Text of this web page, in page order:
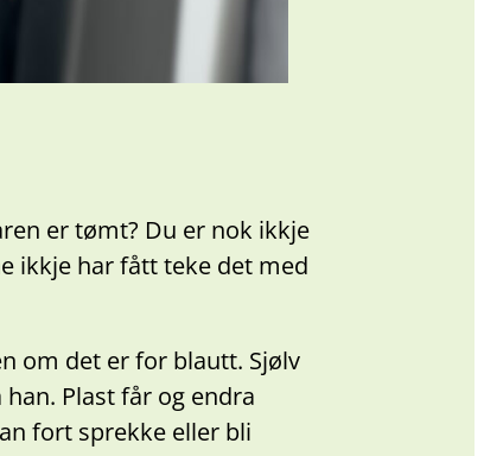
er tømt? Du er nok ikkje
ikkje har fått teke det med
om det er for blautt. Sjølv
Plast får og endra
fort sprekke eller bli